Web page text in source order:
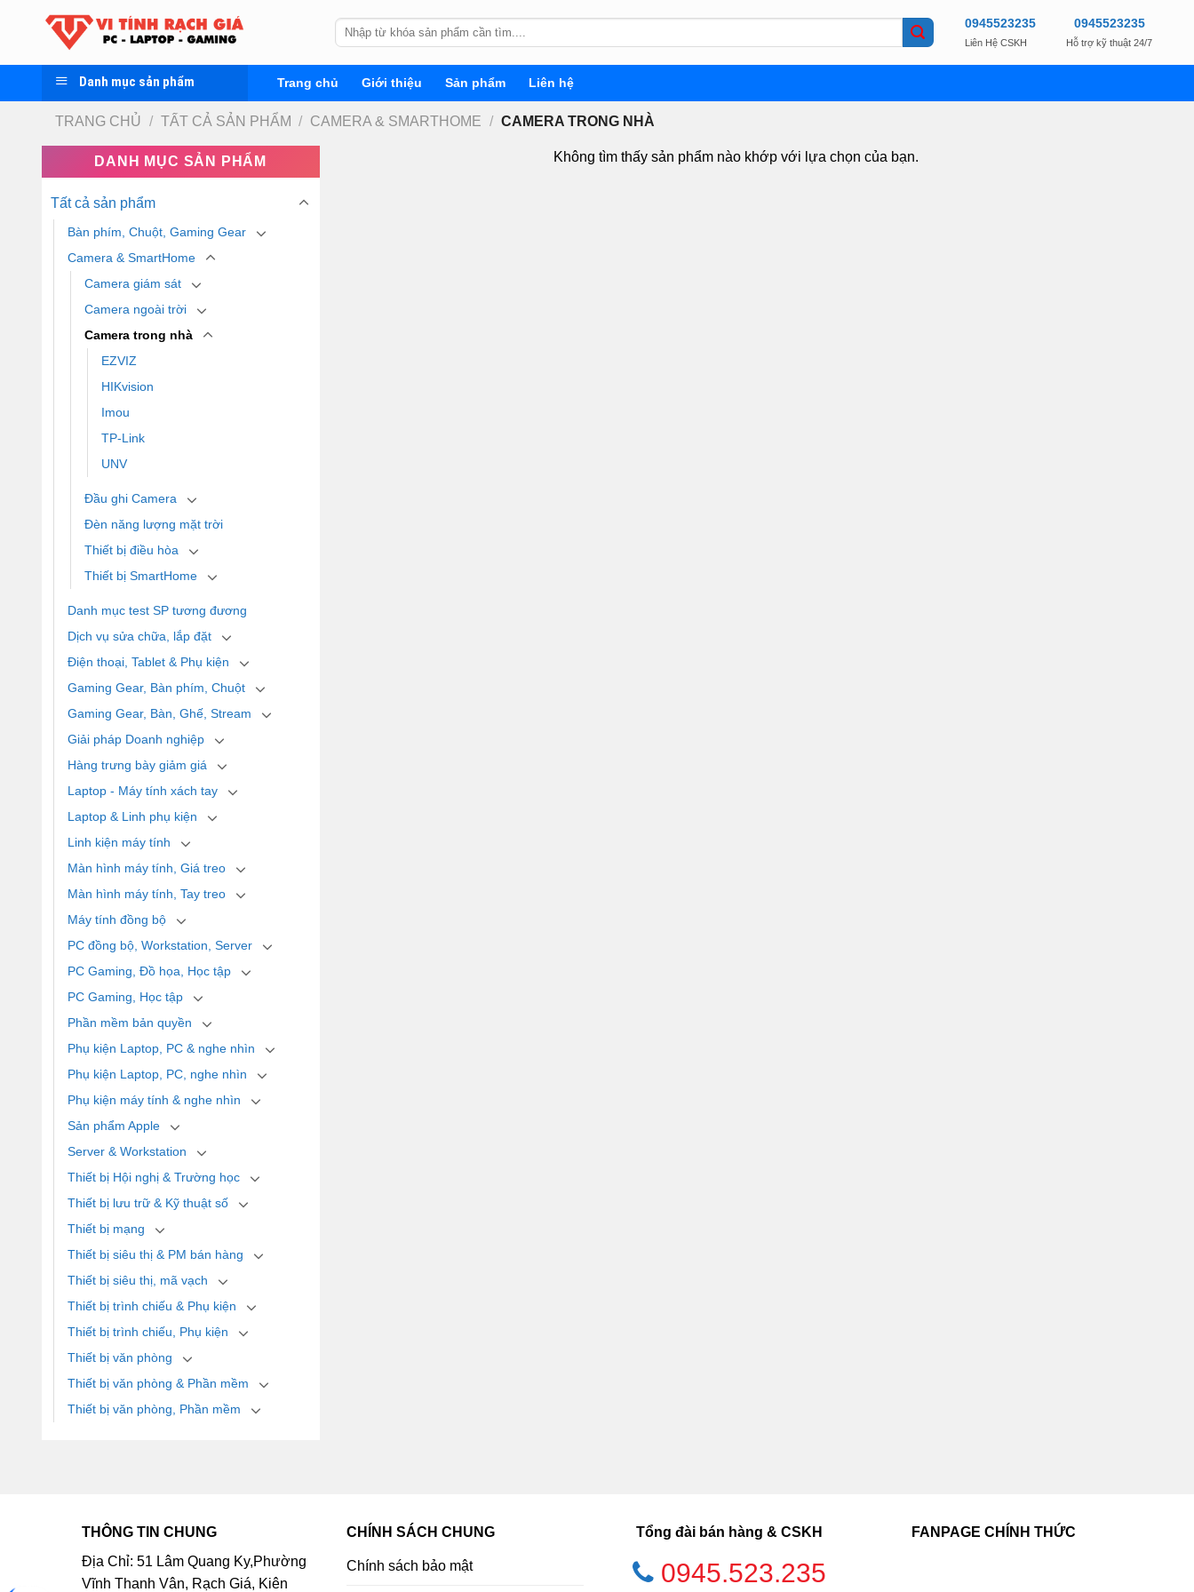
Tìm
kiếm:
0945523235
Liên Hệ CSKH
0945523235
Hỗ trợ kỹ thuật 24/7
Danh mục sản phẩm Trang chủ Giới thiệu Sản phẩm Liên hệ
TRANG CHỦ / TẤT CẢ SẢN PHẨM / CAMERA & SMARTHOME / CAMERA TRONG NHÀ
DANH MỤC SẢN PHẨM
Tất cả sản phẩm
Bàn phím, Chuột, Gaming Gear
Camera & SmartHome
Camera giám sát
Camera ngoài trời
Camera trong nhà
EZVIZ
HIKvision
Imou
TP-Link
UNV
Đầu ghi Camera
Đèn năng lượng mặt trời
Thiết bị điều hòa
Thiết bị SmartHome
Danh mục test SP tương đương
Dịch vụ sửa chữa, lắp đặt
Điện thoại, Tablet & Phụ kiện
Gaming Gear, Bàn phím, Chuột
Gaming Gear, Bàn, Ghế, Stream
Giải pháp Doanh nghiệp
Hàng trưng bày giảm giá
Laptop - Máy tính xách tay
Laptop & Linh phụ kiện
Linh kiện máy tính
Màn hình máy tính, Giá treo
Màn hình máy tính, Tay treo
Máy tính đồng bộ
PC đồng bộ, Workstation, Server
PC Gaming, Đồ họa, Học tập
PC Gaming, Học tập
Phần mềm bản quyền
Phụ kiện Laptop, PC & nghe nhìn
Phụ kiện Laptop, PC, nghe nhìn
Phụ kiện máy tính & nghe nhìn
Sản phẩm Apple
Server & Workstation
Thiết bị Hội nghị & Trường học
Thiết bị lưu trữ & Kỹ thuật số
Thiết bị mạng
Thiết bị siêu thị & PM bán hàng
Thiết bị siêu thị, mã vạch
Thiết bị trình chiếu & Phụ kiện
Thiết bị trình chiếu, Phụ kiện
Thiết bị văn phòng
Thiết bị văn phòng & Phần mềm
Thiết bị văn phòng, Phần mềm
Không tìm thấy sản phẩm nào khớp với lựa chọn của bạn.
THÔNG TIN CHUNG
Địa Chỉ: 51 Lâm Quang Ky,Phường
Vĩnh Thanh Vân, Rạch Giá, Kiên
CHÍNH SÁCH CHUNG
Chính sách bảo mật
Tổng đài bán hàng & CSKH
0945.523.235
FANPAGE CHÍNH THỨC